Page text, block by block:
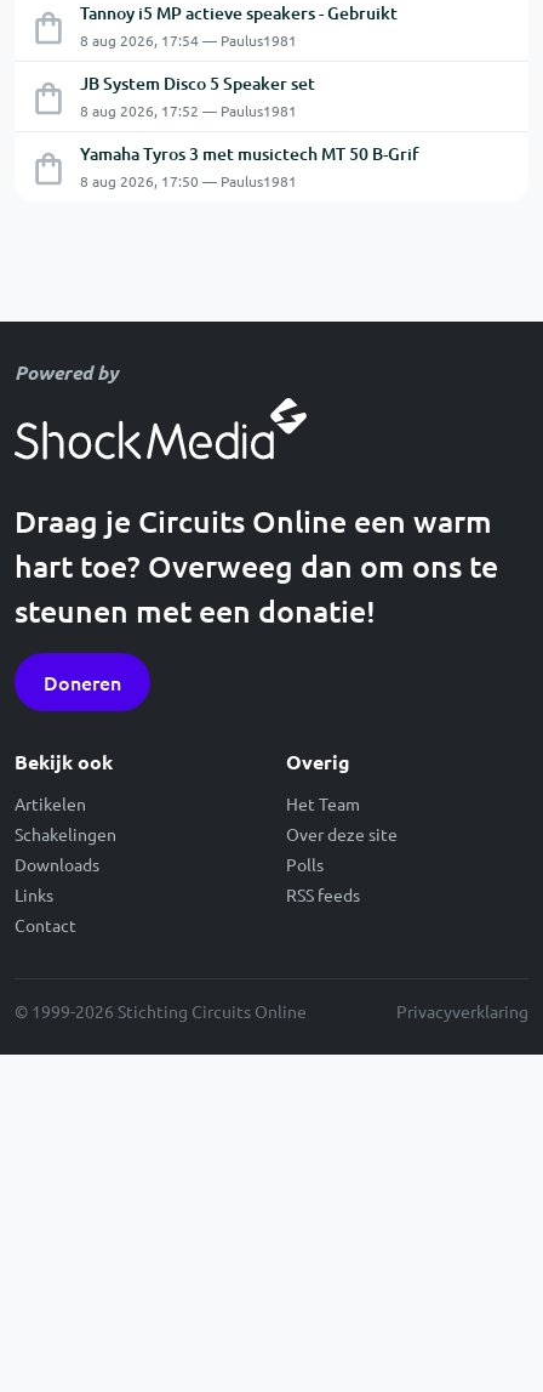
Tannoy i5 MP actieve speakers - Gebruikt
8 aug 2026, 17:54 — Paulus1981
JB System Disco 5 Speaker set
8 aug 2026, 17:52 — Paulus1981
Yamaha Tyros 3 met musictech MT 50 B-Grif
8 aug 2026, 17:50 — Paulus1981
Powered by
Draag je Circuits Online een warm
hart toe? Overweeg dan om ons te
steunen met een donatie!
Doneren
Bekijk ook
Artikelen
Schakelingen
Downloads
Links
Contact
Overig
Het Team
Over deze site
Polls
RSS feeds
© 1999-2026 Stichting Circuits Online Privacyverklaring